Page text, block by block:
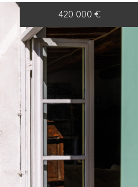
420 000 €